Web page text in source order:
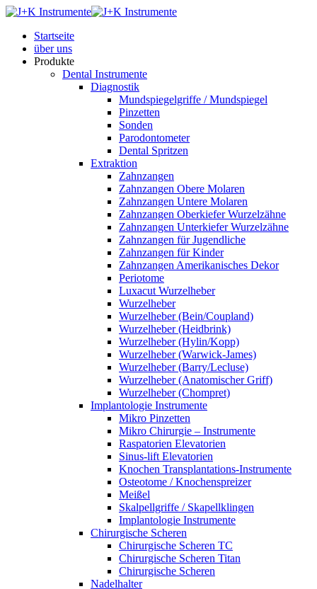
Startseite
über uns
Produkte
Dental Instrumente
Diagnostik
Mundspiegelgriffe / Mundspiegel
Pinzetten
Sonden
Parodontometer
Dental Spritzen
Extraktion
Zahnzangen
Zahnzangen Obere Molaren
Zahnzangen Untere Molaren
Zahnzangen Oberkiefer Wurzelzähne
Zahnzangen Unterkiefer Wurzelzähne
Zahnzangen für Jugendliche
Zahnzangen für Kinder
Zahnzangen Amerikanisches Dekor
Periotome
Luxacut Wurzelheber
Wurzelheber
Wurzelheber (Bein/Coupland)
Wurzelheber (Heidbrink)
Wurzelheber (Hylin/Kopp)
Wurzelheber (Warwick-James)
Wurzelheber (Barry/Lecluse)
Wurzelheber (Anatomischer Griff)
Wurzelheber (Chompret)
Implantologie Instrumente
Mikro Pinzetten
Mikro Chirurgie – Instrumente
Raspatorien Elevatorien
Sinus-lift Elevatorien
Knochen Transplantations-Instrumente
Osteotome / Knochenspreizer
Meißel
Skalpellgriffe / Skapellklingen
Implantologie Instrumente
Chirurgische Scheren
Chirurgische Scheren TC
Chirurgische Scheren Titan
Chirurgische Scheren
Nadelhalter